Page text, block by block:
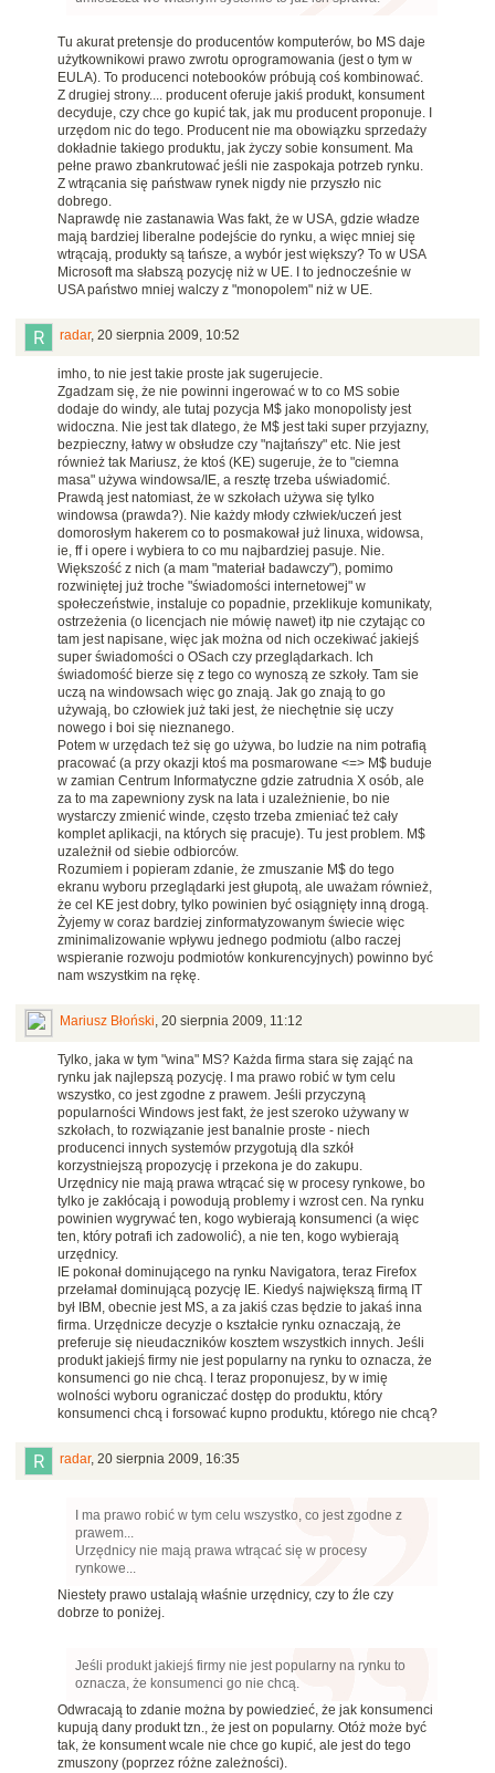
Tu akurat pretensje do producentów komputerów, bo MS daje
użytkownikowi prawo zwrotu oprogramowania (jest o tym w
EULA). To producenci notebooków próbują coś kombinować.
Z drugiej strony.... producent oferuje jakiś produkt, konsument
decyduje, czy chce go kupić tak, jak mu producent proponuje. I
urzędom nic do tego. Producent nie ma obowiązku sprzedaży
dokładnie takiego produktu, jak życzy sobie konsument. Ma
pełne prawo zbankrutować jeśli nie zaspokaja potrzeb rynku.
Z wtrącania się państwaw rynek nigdy nie przyszło nic
dobrego.
Naprawdę nie zastanawia Was fakt, że w USA, gdzie władze
mają bardziej liberalne podejście do rynku, a więc mniej się
wtrącają, produkty są tańsze, a wybór jest większy? To w USA
Microsoft ma słabszą pozycję niż w UE. I to jednocześnie w
USA państwo mniej walczy z "monopolem" niż w UE.
radar, 20 sierpnia 2009, 10:52
imho, to nie jest takie proste jak sugerujecie.
Zgadzam się, że nie powinni ingerować w to co MS sobie
dodaje do windy, ale tutaj pozycja M$ jako monopolisty jest
widoczna. Nie jest tak dlatego, że M$ jest taki super przyjazny,
bezpieczny, łatwy w obsłudze czy "najtańszy" etc. Nie jest
również tak Mariusz, że ktoś (KE) sugeruje, że to "ciemna
masa" używa windowsa/IE, a resztę trzeba uświadomić.
Prawdą jest natomiast, że w szkołach używa się tylko
windowsa (prawda?). Nie każdy młody człwiek/uczeń jest
domorosłym hakerem co to posmakował już linuxa, widowsa,
ie, ff i opere i wybiera to co mu najbardziej pasuje. Nie.
Większość z nich (a mam "materiał badawczy"), pomimo
rozwiniętej już troche "świadomości internetowej" w
społeczeństwie, instaluje co popadnie, przeklikuje komunikaty,
ostrzeżenia (o licencjach nie mówię nawet) itp nie czytając co
tam jest napisane, więc jak można od nich oczekiwać jakiejś
super świadomości o OSach czy przeglądarkach. Ich
świadomość bierze się z tego co wynoszą ze szkoły. Tam sie
uczą na windowsach więc go znają. Jak go znają to go
używają, bo człowiek już taki jest, że niechętnie się uczy
nowego i boi się nieznanego.
Potem w urzędach też się go używa, bo ludzie na nim potrafią
pracować (a przy okazji ktoś ma posmarowane <=> M$ buduje
w zamian Centrum Informatyczne gdzie zatrudnia X osób, ale
za to ma zapewniony zysk na lata i uzależnienie, bo nie
wystarczy zmienić winde, często trzeba zmieniać też cały
komplet aplikacji, na których się pracuje). Tu jest problem. M$
uzależnił od siebie odbiorców.
Rozumiem i popieram zdanie, że zmuszanie M$ do tego
ekranu wyboru przeglądarki jest głupotą, ale uważam również,
że cel KE jest dobry, tylko powinien być osiągnięty inną drogą.
Żyjemy w coraz bardziej zinformatyzowanym świecie więc
zminimalizowanie wpływu jednego podmiotu (albo raczej
wspieranie rozwoju podmiotów konkurencyjnych) powinno być
nam wszystkim na rękę.
Mariusz Błoński, 20 sierpnia 2009, 11:12
Tylko, jaka w tym "wina" MS? Każda firma stara się zająć na
rynku jak najlepszą pozycję. I ma prawo robić w tym celu
wszystko, co jest zgodne z prawem. Jeśli przyczyną
popularności Windows jest fakt, że jest szeroko używany w
szkołach, to rozwiązanie jest banalnie proste - niech
producenci innych systemów przygotują dla szkół
korzystniejszą propozycję i przekona je do zakupu.
Urzędnicy nie mają prawa wtrącać się w procesy rynkowe, bo
tylko je zakłócają i powodują problemy i wzrost cen. Na rynku
powinien wygrywać ten, kogo wybierają konsumenci (a więc
ten, który potrafi ich zadowolić), a nie ten, kogo wybierają
urzędnicy.
IE pokonał dominującego na rynku Navigatora, teraz Firefox
przełamał dominującą pozycję IE. Kiedyś największą firmą IT
był IBM, obecnie jest MS, a za jakiś czas będzie to jakaś inna
firma. Urzędnicze decyzje o kształcie rynku oznaczają, że
preferuje się nieudaczników kosztem wszystkich innych. Jeśli
produkt jakiejś firmy nie jest popularny na rynku to oznacza, że
konsumenci go nie chcą. I teraz proponujesz, by w imię
wolności wyboru ograniczać dostęp do produktu, który
konsumenci chcą i forsować kupno produktu, którego nie chcą?
radar, 20 sierpnia 2009, 16:35
I ma prawo robić w tym celu wszystko, co jest zgodne z
prawem...
Urzędnicy nie mają prawa wtrącać się w procesy
rynkowe...
Niestety prawo ustalają właśnie urzędnicy, czy to źle czy
dobrze to poniżej.
Jeśli produkt jakiejś firmy nie jest popularny na rynku to
oznacza, że konsumenci go nie chcą.
Odwracają to zdanie można by powiedzieć, że jak konsumenci
kupują dany produkt tzn., że jest on popularny. Otóż może być
tak, że konsument wcale nie chce go kupić, ale jest do tego
zmuszony (poprzez różne zależności).